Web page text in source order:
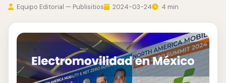
Equipo Editorial — Publisitios 2024-03-24 4 min